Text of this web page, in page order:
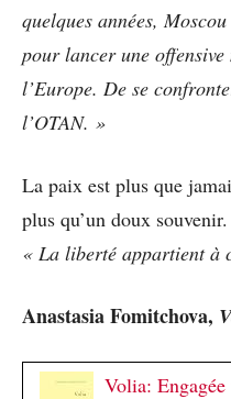
quelques années,
pour lancer une
l’Europe. De se
l’OTAN. »
La paix est plus que
plus qu’un doux
« La liberté appartient à
Anastasia Fomitchova,
Volia: